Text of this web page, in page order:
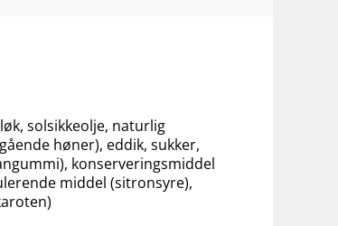
solsikkeolje, naturlig
høner), eddik, sukker,
konserveringsmiddel
middel (sitronsyre),